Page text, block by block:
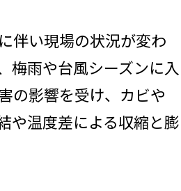
伴い現場の状況が変わ
梅雨や台風シーズンに入
の影響を受け、カビや
や温度差による収縮と膨